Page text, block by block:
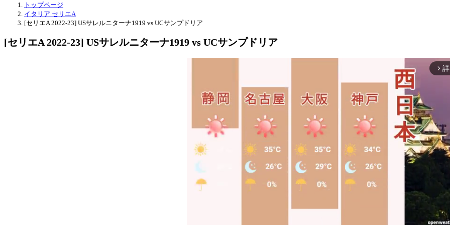
トップページ
イタリア セリエA
[セリエA 2022-23] USサレルニターナ1919 vs UCサンプドリア
[セリエA 2022-23] USサレルニターナ1919 vs UCサンプドリア
arrow_forward_ios